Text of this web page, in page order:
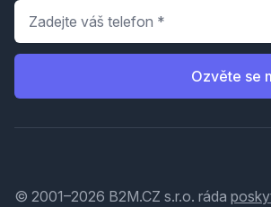
Telefon
Ozvěte se
© 2001–2026 B2M.CZ s.r.o. ráda